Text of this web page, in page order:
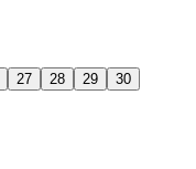
27 28 29 30